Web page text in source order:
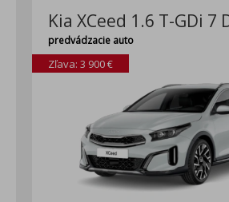
Kia XCeed 1.6 T-GDi 7
predvádzacie auto
Zľava: 3 900 €